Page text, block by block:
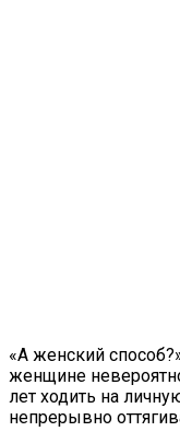
«А женский
женщине
лет ходить на
непрерывно